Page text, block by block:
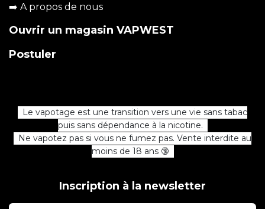
➡️ A propos de nous
Ouvrir un magasin VAPWEST
Postuler
Le vapotage est une transition vers une vie sans tabac
puis sans dépendance à la nicotine.
Ne vapotez pas si vous ne fumez pas. Vente interdite au
moins de 18 ans 🔞
Inscription à la newsletter